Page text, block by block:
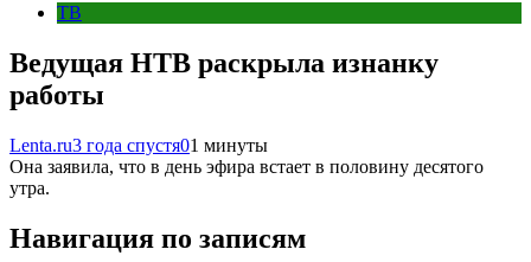
ТВ
Ведущая НТВ раскрыла изнанку
работы
Lenta.ru3 года спустя01 минуты
Она заявила, что в день эфира встает в половину десятого
утра.
Навигация по записям